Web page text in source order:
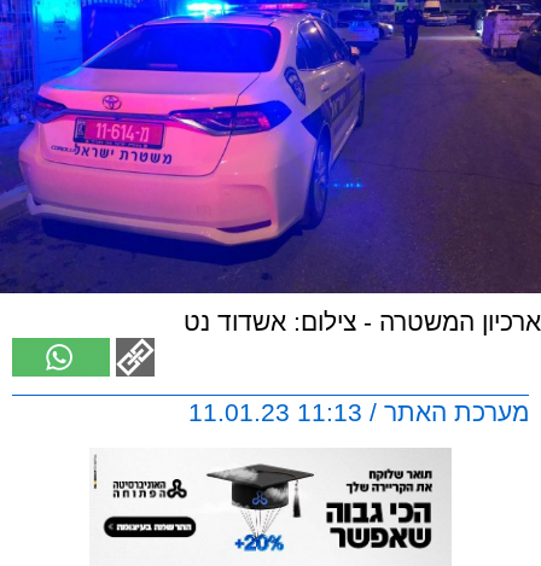
ארכיון המשטרה - צילום: אשדוד נט
מערכת האתר / 11:13 11.01.23